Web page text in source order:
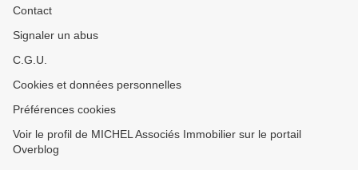
Contact
Signaler un abus
C.G.U.
Cookies et données personnelles
Préférences cookies
Voir le profil de MICHEL Associés Immobilier sur le portail
Overblog